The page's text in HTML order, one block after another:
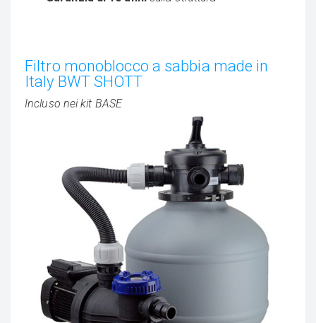
Filtro monoblocco a sabbia made in
Italy BWT SHOTT
Incluso nei kit BASE